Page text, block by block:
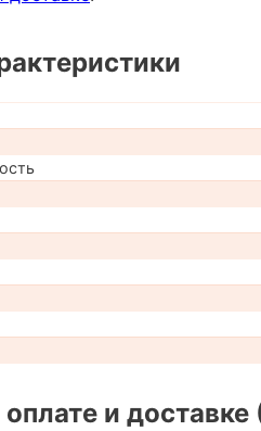
и доставке